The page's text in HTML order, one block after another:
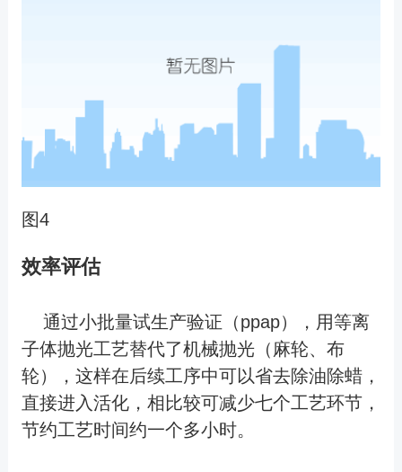
图4
效率评估
通过小批量试生产验证（ppap），用等离
子体抛光工艺替代了机械抛光（麻轮、布
轮），这样在后续工序中可以省去除油除蜡，
直接进入活化，相比较可减少七个工艺环节，
节约工艺时间约一个多小时。